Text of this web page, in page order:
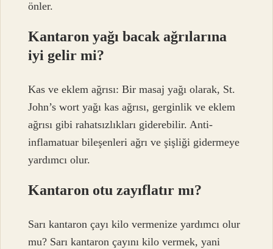
önler.
Kantaron yağı bacak ağrılarına
iyi gelir mi?
Kas ve eklem ağrısı: Bir masaj yağı olarak, St.
John’s wort yağı kas ağrısı, gerginlik ve eklem
ağrısı gibi rahatsızlıkları giderebilir. Anti-
inflamatuar bileşenleri ağrı ve şişliği gidermeye
yardımcı olur.
Kantaron otu zayıflatır mı?
Sarı kantaron çayı kilo vermenize yardımcı olur
mu? Sarı kantaron çayını kilo vermek, yani